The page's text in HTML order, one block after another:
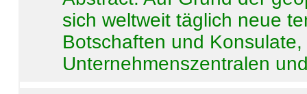
sich weltweit täglich neue
Botschaften und
Unternehmenszentralen